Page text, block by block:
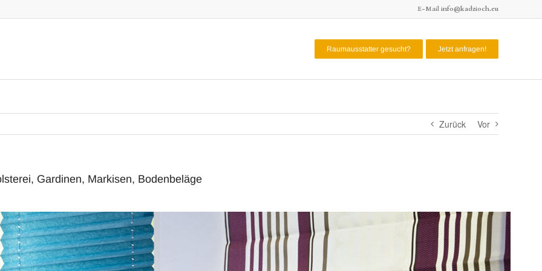
E-Mail info@kadzioch.eu
Raumausstatter gesucht? Jetzt anfragen!
Zurück Vor
Gardinen, Markisen, Bodenbeläge